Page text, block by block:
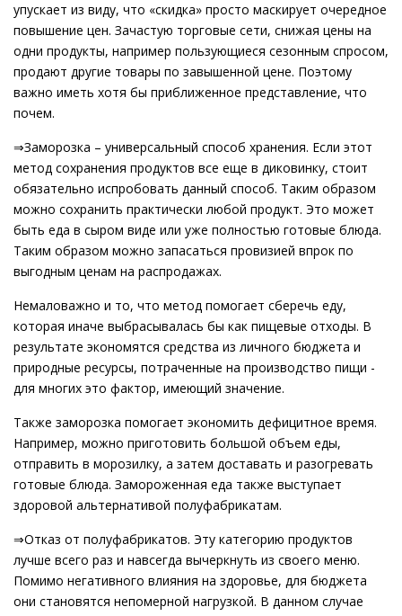
упускает из виду, что «скидка» просто маскирует очередное
повышение цен. Зачастую торговые сети, снижая цены на
одни продукты, например пользующиеся сезонным спросом,
продают другие товары по завышенной цене. Поэтому
важно иметь хотя бы приближенное представление, что
почем.
⇒Заморозка – универсальный способ хранения. Если этот
метод сохранения продуктов все еще в диковинку, стоит
обязательно испробовать данный способ. Таким образом
можно сохранить практически любой продукт. Это может
быть еда в сыром виде или уже полностью готовые блюда.
Таким образом можно запасаться провизией впрок по
выгодным ценам на распродажах.
Немаловажно и то, что метод помогает сберечь еду,
которая иначе выбрасывалась бы как пищевые отходы. В
результате экономятся средства из личного бюджета и
природные ресурсы, потраченные на производство пищи -
для многих это фактор, имеющий значение.
Также заморозка помогает экономить дефицитное время.
Например, можно приготовить большой объем еды,
отправить в морозилку, а затем доставать и разогревать
готовые блюда. Замороженная еда также выступает
здоровой альтернативой полуфабрикатам.
⇒Отказ от полуфабрикатов. Эту категорию продуктов
лучше всего раз и навсегда вычеркнуть из своего меню.
Помимо негативного влияния на здоровье, для бюджета
они становятся непомерной нагрузкой. В данном случае